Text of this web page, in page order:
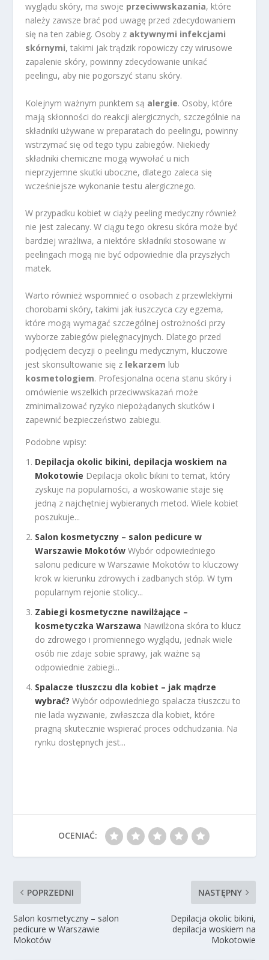
wyglądu skóry, ma swoje przeciwwskazania, które
należy zawsze brać pod uwagę przed zdecydowaniem
się na ten zabieg. Osoby z aktywnymi infekcjami
skórnymi, takimi jak trądzik ropowiczy czy wirusowe
zapalenie skóry, powinny zdecydowanie unikać
peelingu, aby nie pogorszyć stanu skóry.
Kolejnym ważnym punktem są alergie. Osoby, które
mają skłonności do reakcji alergicznych, szczególnie na
składniki używane w preparatach do peelingu, powinny
wstrzymać się od tego typu zabiegów. Niekiedy
składniki chemiczne mogą wywołać u nich
nieprzyjemne skutki uboczne, dlatego zaleca się
wcześniejsze wykonanie testu alergicznego.
W przypadku kobiet w ciąży peeling medyczny również
nie jest zalecany. W ciągu tego okresu skóra może być
bardziej wrażliwa, a niektóre składniki stosowane w
peelingach mogą nie być odpowiednie dla przyszłych
matek.
Warto również wspomnieć o osobach z przewlekłymi
chorobami skóry, takimi jak łuszczyca czy egzema,
które mogą wymagać szczególnej ostrożności przy
wyborze zabiegów pielęgnacyjnych. Dlatego przed
podjęciem decyzji o peelingu medycznym, kluczowe
jest skonsultowanie się z lekarzem lub
kosmetologiem. Profesjonalna ocena stanu skóry i
omówienie wszelkich przeciwwskazań może
zminimalizować ryzyko niepożądanych skutków i
zapewnić bezpieczeństwo zabiegu.
Podobne wpisy:
Depilacja okolic bikini, depilacja woskiem na
Mokotowie Depilacja okolic bikini to temat, który
zyskuje na popularności, a woskowanie staje się
jedną z najchętniej wybieranych metod. Wiele kobiet
poszukuje...
Salon kosmetyczny – salon pedicure w
Warszawie Mokotów Wybór odpowiedniego
salonu pedicure w Warszawie Mokotów to kluczowy
krok w kierunku zdrowych i zadbanych stóp. W tym
popularnym rejonie stolicy...
Zabiegi kosmetyczne nawilżające –
kosmetyczka Warszawa Nawilżona skóra to klucz
do zdrowego i promiennego wyglądu, jednak wiele
osób nie zdaje sobie sprawy, jak ważne są
odpowiednie zabiegi...
Spalacze tłuszczu dla kobiet – jak mądrze
wybrać? Wybór odpowiedniego spalacza tłuszczu to
nie lada wyzwanie, zwłaszcza dla kobiet, które
pragną skutecznie wspierać proces odchudzania. Na
rynku dostępnych jest...
OCENIAĆ:
POPRZEDNI
Salon kosmetyczny – salon
pedicure w Warszawie
Mokotów
NASTĘPNY
Depilacja okolic bikini,
depilacja woskiem na
Mokotowie